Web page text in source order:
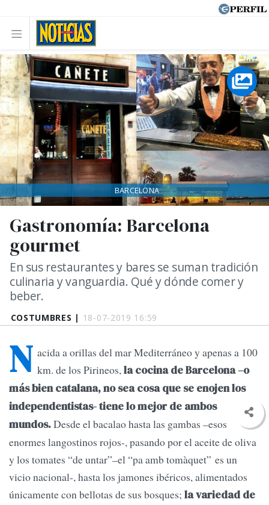
COSTUMBRES | 18-07-2019 16:59
Gastronomía: Barcelona
gourmet
En sus restaurantes y bares se suman tradición
culinaria y vanguardia. Qué y dónde comer y
beber.
BARCELONA
N acida a orillas del mar Mediterráneo y apenas a 100
km. de los Pirineos,la cocina de Barcelona –o
más bien catalana, no sea cosa que se enojen los
independentistas- tiene lo mejor de ambos
mundos.Desde el bacalao hasta las gambas –esos
enormes langostinos rojos-, pasando por el aceite de oliva
y los tomates “de untar”–el “pa amb tomàquet” es un
vicio nacional-, hasta los jamones ibéricos, alimentados
únicamente con bellotas de sus bosques; la variedad de